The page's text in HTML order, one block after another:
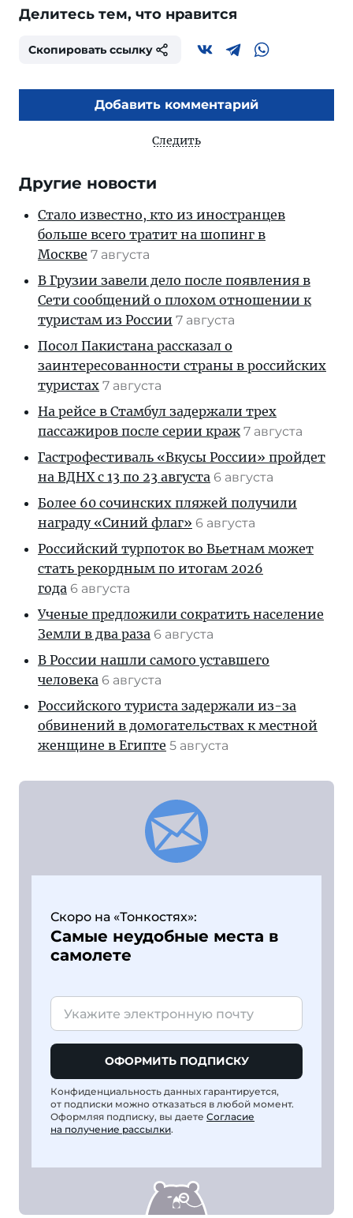
Делитесь тем, что нравится
Скопировать ссылку
Добавить комментарий
Следить
Другие новости
Стало известно, кто из иностранцев
больше всего тратит на шопинг в
Москве 7 августа
В Грузии завели дело после появления в
Сети сообщений о плохом отношении к
туристам из России 7 августа
Посол Пакистана рассказал о
заинтересованности страны в российских
туристах 7 августа
На рейсе в Стамбул задержали трех
пассажиров после серии краж 7 августа
Гастрофестиваль «Вкусы России» пройдет
на ВДНХ с 13 по 23 августа 6 августа
Более 60 сочинских пляжей получили
награду «Синий флаг» 6 августа
Российский турпоток во Вьетнам может
стать рекордным по итогам 2026
года 6 августа
Ученые предложили сократить население
Земли в два раза 6 августа
В России нашли самого уставшего
человека 6 августа
Российского туриста задержали из-за
обвинений в домогательствах к местной
женщине в Египте 5 августа
Скоро на «Тонкостях»:
Самые неудобные места в
самолете
ОФОРМИТЬ ПОДПИСКУ
Конфиденциальность данных гарантируется,
от подписки можно отказаться в любой момент.
Оформляя подписку, вы даете Согласие
на получение рассылки.